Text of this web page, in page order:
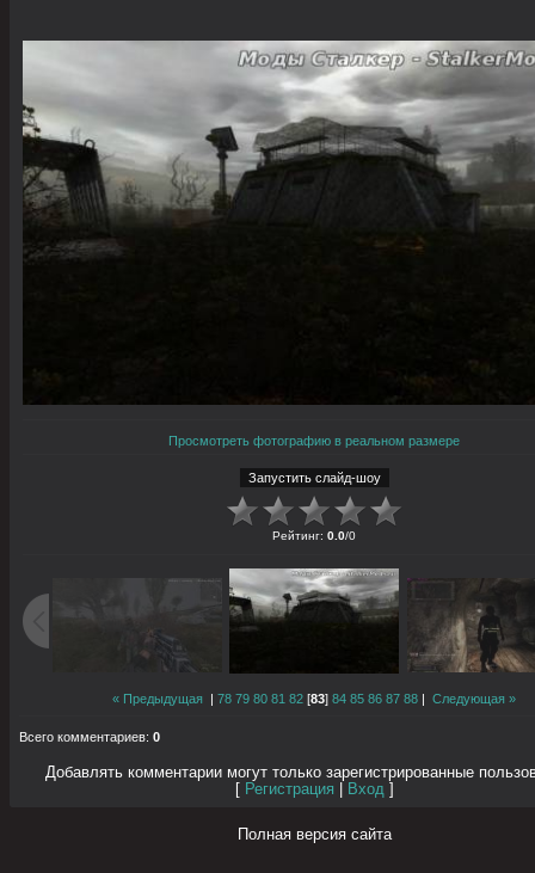
Просмотреть фотографию в реальном размере
Рейтинг: 0.0/0
« Предыдущая |78 79 80 81 82 [83]84 85 86 87 88 |Следующая »
Всего комментариев: 0
Добавлять комментарии могут только зарегистрированные
Регистрация Вход
Полная версия сайта